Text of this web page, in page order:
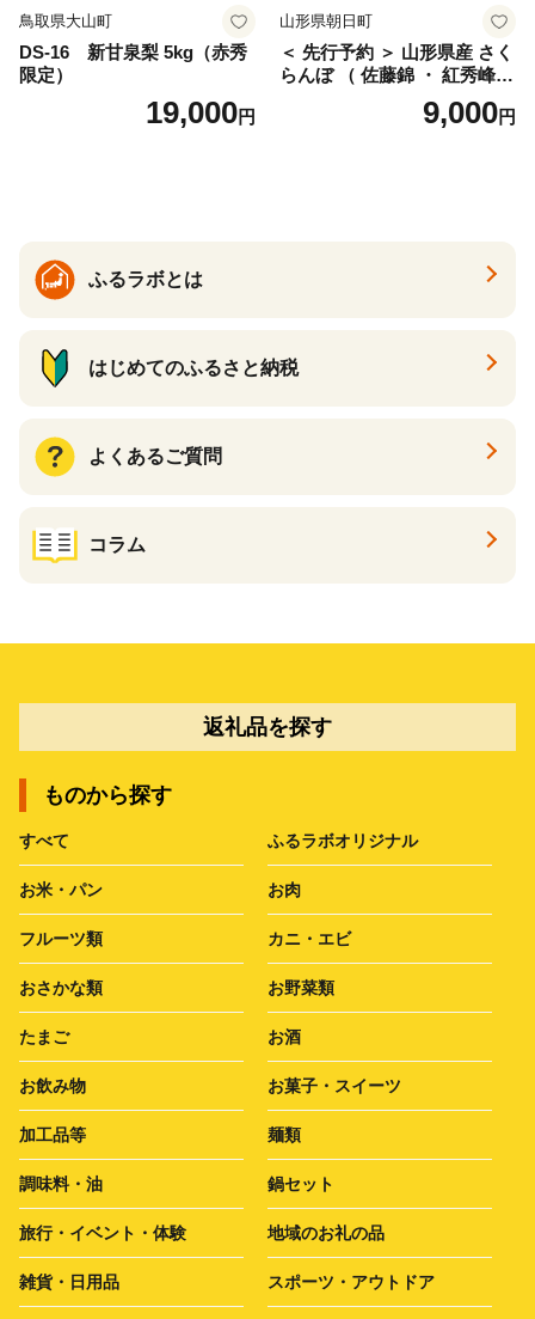
鳥取県大山町
DS-16 新甘泉梨 5kg（赤秀
限定）
19,000円
山形県朝日町
＜ 先行予約 ＞ 山形県産 さく
らんぼ （ 佐藤錦 ・ 紅秀峰
） ご家庭用 M以上 700g 【20
26年6月下旬から7月上旬発
9,000円
ふるラボとは
はじめてのふるさと納税
よくあるご質問
コラム
返礼品を探す
ものから探す
すべて ふるラボオリジナル
お米・パン お肉
フルーツ類 カニ・エビ
おさかな類 お野菜類
たまご お酒
お飲み物 お菓子・スイーツ
加工品等 麺類
調味料・油 鍋セット
旅行・イベント・体験 地域のお礼の品
雑貨・日用品 スポーツ・アウトドア